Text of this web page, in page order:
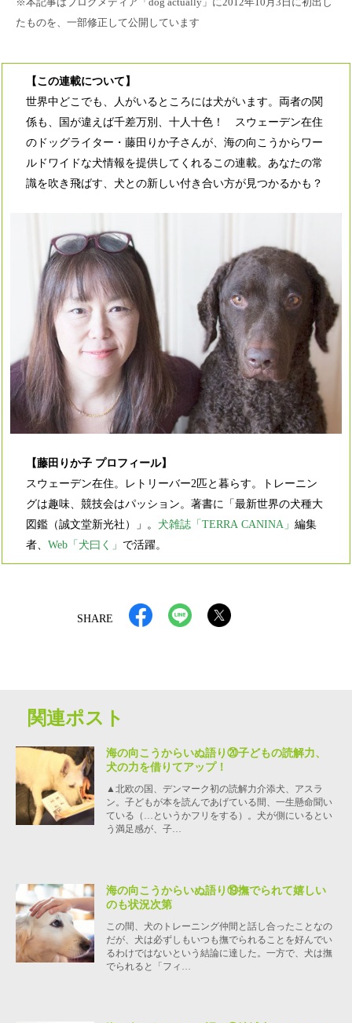
たものを、一部修正して公開しています
【この連載について】
世界中どこでも、人がいるところには犬がいます。両者の関
係も、国が違えば千差万別、十人十色！ スウェーデン在住
のドッグライター・藤田りか子さんが、海の向こうからワー
ルドワイドな犬情報を提供してくれるこの連載。あなたの常
識を吹き飛ばす、犬との新しい付き合い方が見つかるかも？
【藤田りか子 プロフィール】
スウェーデン在住。レトリーバー2匹と暮らす。トレーニン
グは趣味、競技会はパッション。著書に「最新世界の犬種大
図鑑（誠文堂新光社）」。 犬雑誌「TERRA CANINA」 編集
者、 Web「犬曰く」 で活躍。
SHARE
関連ポスト
海の向こうからいぬ語り⑳子どもの読解力、
犬の力を借りてアップ！
▲北欧の国、デンマーク初の読解力介添犬、アスラ
ン。子どもが本を読んであげている間、一生懸命聞い
ている（…というかフリをする）。犬が側にいるとい
う満足感が、子…
海の向こうからいぬ語り⑲撫でられて嬉しい
のも状況次第
この間、犬のトレーニング仲間と話し合ったことなの
だが、犬は必ずしもいつも撫でられることを好んでい
るわけではないという結論に達した。一方で、犬は撫
でられると「フィ…